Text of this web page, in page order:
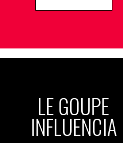
LE GOUPE
INFLUENCIA